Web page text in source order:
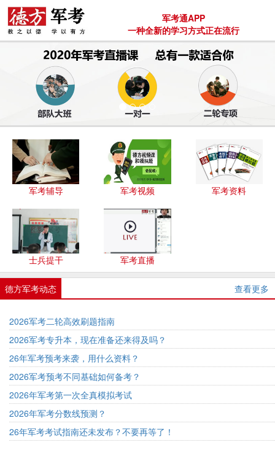
军考通APP
一种全新的学习方式正在流行
军考辅导 军考视频 军考资料
士兵提干 军考直播
德方军考动态 查看更多
2026军考二轮高效刷题指南
2026军考专升本，现在准备还来得及吗？
26年军考预考来袭，用什么资料？
2026军考预考不同基础如何备考？
2026年军考第一次全真模拟考试
2026年军考分数线预测？
26年军考考试指南还未发布？不要再等了！